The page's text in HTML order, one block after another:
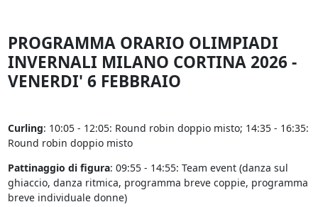
PROGRAMMA ORARIO OLIMPIADI
INVERNALI MILANO CORTINA 2026 -
VENERDI' 6 FEBBRAIO
Curling: 10:05 - 12:05: Round robin doppio misto; 14:35 - 16:35:
Round robin doppio misto
Pattinaggio di figura: 09:55 - 14:55: Team event (danza sul
ghiaccio, danza ritmica, programma breve coppie, programma
breve individuale donne)